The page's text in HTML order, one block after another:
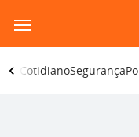
para
o
conteúdo
CotidianoSegurança